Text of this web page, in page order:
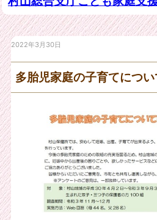
2022年3月30日
多胎児家庭の子育てにつ